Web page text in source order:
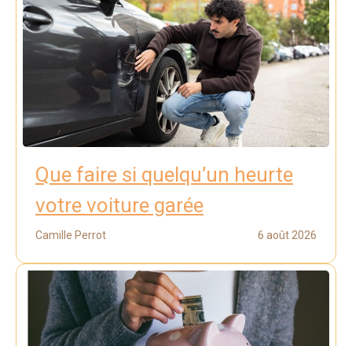
Que faire si quelqu’un heurte
votre voiture garée
Camille Perrot 6 août 2026